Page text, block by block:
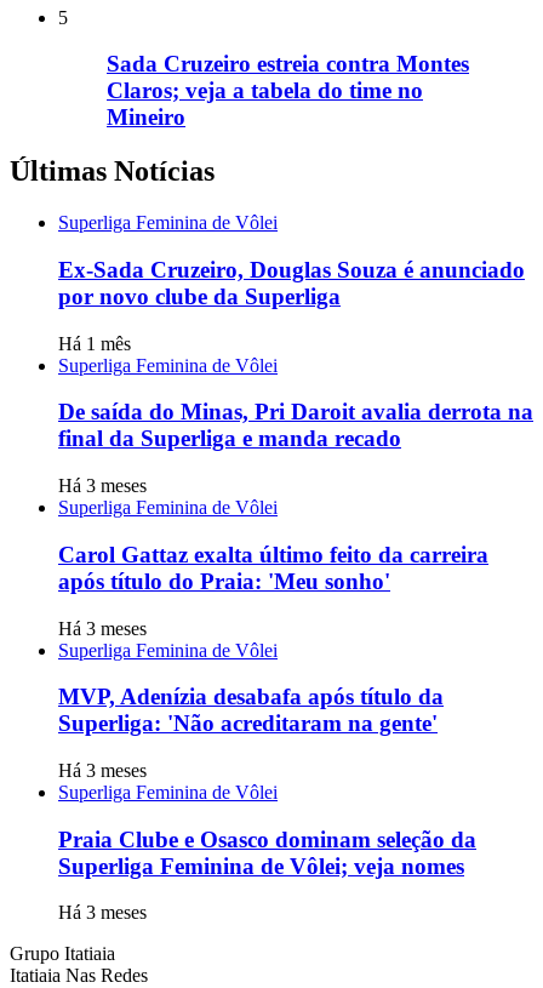
5
Sada Cruzeiro estreia contra Montes
Claros; veja a tabela do time no
Mineiro
Últimas Notícias
Superliga Feminina de Vôlei
Ex-Sada Cruzeiro, Douglas Souza é anunciado
por novo clube da Superliga
Há 1 mês
Superliga Feminina de Vôlei
De saída do Minas, Pri Daroit avalia derrota na
final da Superliga e manda recado
Há 3 meses
Superliga Feminina de Vôlei
Carol Gattaz exalta último feito da carreira
após título do Praia: 'Meu sonho'
Há 3 meses
Superliga Feminina de Vôlei
MVP, Adenízia desabafa após título da
Superliga: 'Não acreditaram na gente'
Há 3 meses
Superliga Feminina de Vôlei
Praia Clube e Osasco dominam seleção da
Superliga Feminina de Vôlei; veja nomes
Há 3 meses
Grupo Itatiaia
Itatiaia Nas Redes